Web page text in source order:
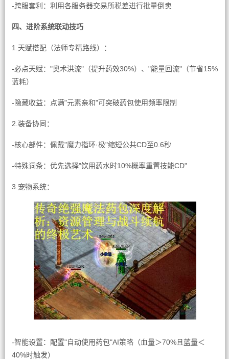
-跨服套利：利用各服务器交易所税差进行批量倒卖
四、进阶系统联动技巧
1.天赋搭配（法师专精路线）：
-必点天赋："奥术洪流"（提升药效30%）、"能量回流"（节省15%
蓝耗）
-隐藏收益：点满"元素亲和"可突破药包使用频率限制
2.装备协同：
-核心部件：佩戴"魔力指环·极"缩短公共CD至0.6秒
-特殊词条：优先选择"饮用药水时10%概率重置技能CD"
3.宠物系统：
-智能设置：配置"自动使用药包"AI策略（血量＞70%且蓝量＜
40%时触发）